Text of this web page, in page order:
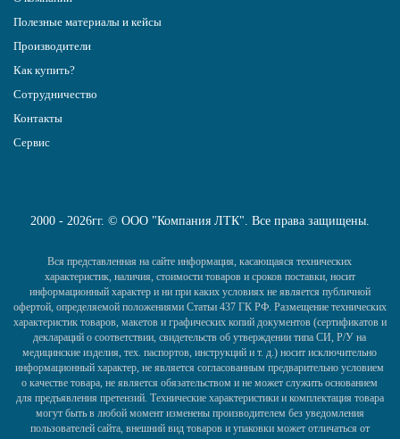
Полезные материалы и кейсы
Производители
Как купить?
Сотрудничество
Контакты
Сервис
2000 - 2026гг. © ООО "Компания ЛТК". Все права защищены.
Вся представленная на сайте информация, касающаяся технических
характеристик, наличия, стоимости товаров и сроков поставки, носит
информационный характер и ни при каких условиях не является публичной
офертой, определяемой положениями Статьи 437 ГК РФ. Размещение технических
характеристик товаров, макетов и графических копий документов (сертификатов и
деклараций о соответствии, свидетельств об утверждении типа СИ, Р/У на
медицинские изделия, тех. паспортов, инструкций и т. д.) носит исключительно
информационный характер, не является согласованным предварительно условием
о качестве товара, не является обязательством и не может служить основанием
для предъявления претензий. Технические характеристики и комплектация товара
могут быть в любой момент изменены производителем без уведомления
пользователей сайта, внешний вид товаров и упаковки может отличаться от